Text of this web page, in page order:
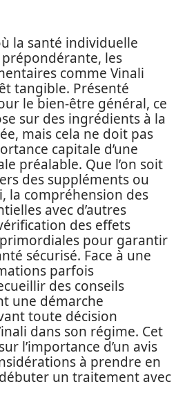
la santé individuelle
les
comme Vinali
tangible. Présenté
le bien-être général, ce
sur des ingrédients à la
mais cela ne doit pas
capitale d’une
préalable. Que l’on soit
des suppléments ou
la compréhension des
avec d’autres
des effets
pour garantir
sécurisé. Face à une
parfois
des conseils
une démarche
toute décision
dans son régime. Cet
l’importance d’un avis
à prendre en
un traitement avec